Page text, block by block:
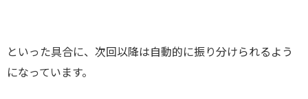
といった具合に、次回以降は自動的に振り分けられるよう
になっています。